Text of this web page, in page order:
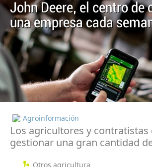
John Deere, el centro de
una empresa cada
Agroinformación
Los agricultores y
gestionar una gran cantidad
Otros agricultura